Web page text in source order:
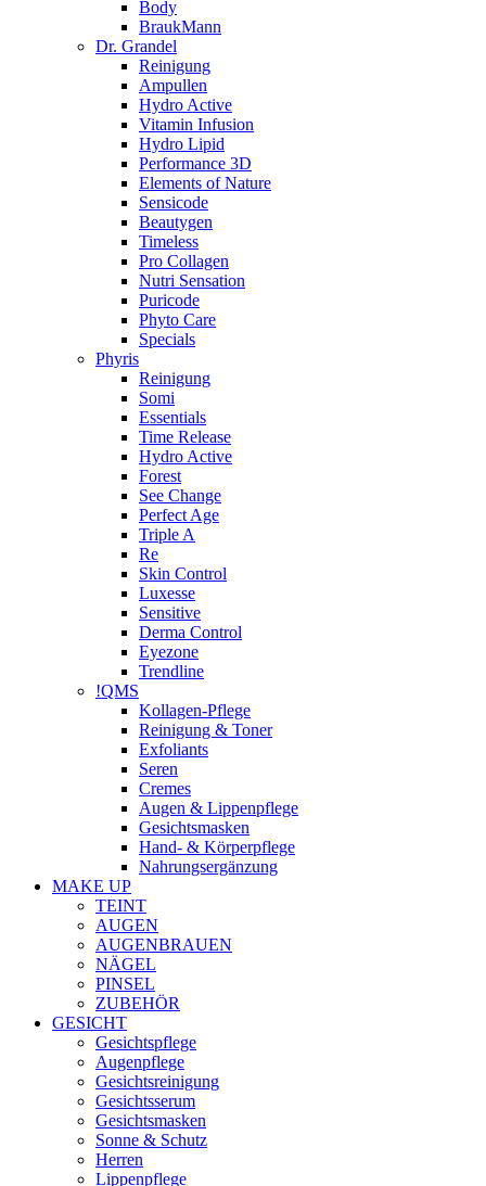
Body
BraukMann
Dr. Grandel
Reinigung
Ampullen
Hydro Active
Vitamin Infusion
Hydro Lipid
Performance 3D
Elements of Nature
Sensicode
Beautygen
Timeless
Pro Collagen
Nutri Sensation
Puricode
Phyto Care
Specials
Phyris
Reinigung
Somi
Essentials
Time Release
Hydro Active
Forest
See Change
Perfect Age
Triple A
Re
Skin Control
Luxesse
Sensitive
Derma Control
Eyezone
Trendline
!QMS
Kollagen-Pflege
Reinigung & Toner
Exfoliants
Seren
Cremes
Augen & Lippenpflege
Gesichtsmasken
Hand- & Körperpflege
Nahrungsergänzung
MAKE UP
TEINT
AUGEN
AUGENBRAUEN
NÄGEL
PINSEL
ZUBEHÖR
GESICHT
Gesichtspflege
Augenpflege
Gesichtsreinigung
Gesichtsserum
Gesichtsmasken
Sonne & Schutz
Herren
Lippenpflege